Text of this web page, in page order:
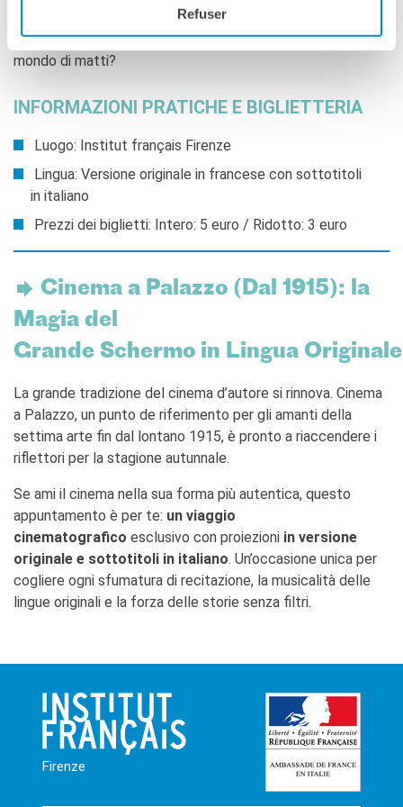
Refuser
luogo di aiuto reciproco e sovversione… Ma per quanto
tempo questo «asilo» dei giorni nostri potrà resistere a un
mondo di matti?
INFORMAZIONI PRATICHE E BIGLIETTERIA
Luogo: Institut français Firenze
Lingua: Versione originale in francese con sottotitoli
in italiano
Prezzi dei biglietti: Intero: 5 euro / Ridotto: 3 euro
Cinema a Palazzo (Dal 1915): la
Magia del
Grande Schermo in Lingua
La grande tradizione del cinema d’autore si rinnova. Cinema
a Palazzo, un punto de riferimento per gli amanti della
settima arte fin dal lontano 1915, è pronto a riaccendere i
riflettori per la stagione autunnale.
Se ami il cinema nella sua forma più autentica, questo
appuntamento è per te: un viaggio
cinematografico esclusivo con proiezioni in versione
originale e sottotitoli in italiano. Un’occasione unica per
cogliere ogni sfumatura di recitazione, la musicalità delle
lingue originali e la forza delle storie senza filtri.
Firenze